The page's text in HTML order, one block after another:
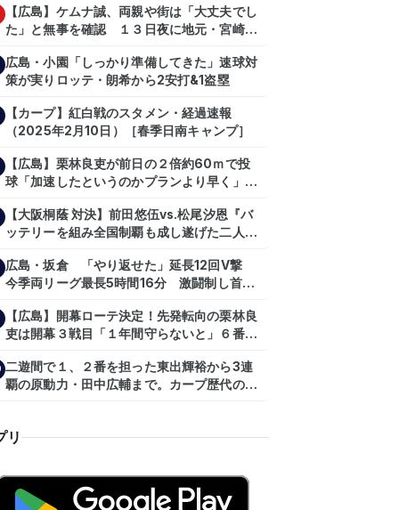
【広島】ケムナ誠、両親や街は「大丈夫でし
た」と無事を確認 １３日夜に地元・宮崎県
広島・小園「しっかり準備してきた」速球対
策が実りロッテ・朗希から2安打&1盗塁
【カープ】紅白戦のスタメン・経過速報
（2025年2月10日）［春季日南キャンプ］
【広島】栗林良吏が前日の２倍約60ｍで投
球「加速したというのかプランより早く」自
【大阪桐蔭 対決】前田悠伍vs.松尾汐恩『バ
ッテリーを組み全国制覇も成し遂げた二人
広島・坂倉 「やり返せた」延長12回V撃
今季両リーグ最長5時間16分 激闘制し首位
【広島】開幕ローテ決定！先発転向の栗林良
吏は開幕３戦目「１年間守らないと」６番手
二遊間で１、２番を担った東出輝裕から3連
覇の原動力・田中広輔まで。カープ歴代のシ
リ